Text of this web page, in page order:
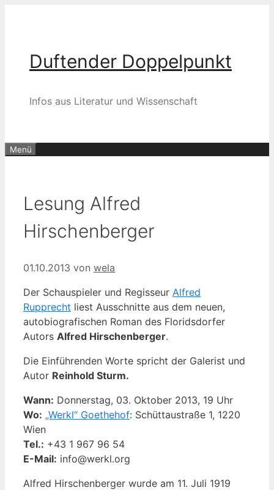
Duftender Doppelpunkt
Infos aus Literatur und Wissenschaft
Menü
Lesung Alfred
Hirschenberger
01.10.2013 von wela
Der Schauspieler und Regisseur Alfred
Rupprecht liest Ausschnitte aus dem neuen,
autobiografischen Roman des Floridsdorfer
Autors Alfred Hirschenberger.
Die Einführenden Worte spricht der Galerist und
Autor Reinhold Sturm.
Wann: Donnerstag, 03. Oktober 2013, 19 Uhr
Wo: „Werkl“ Goethehof: Schüttaustraße 1, 1220
Wien
Tel.: +43 1 967 96 54
E-Mail: info@werkl.org
Alfred Hirschenberger wurde am 11. Juli 1919